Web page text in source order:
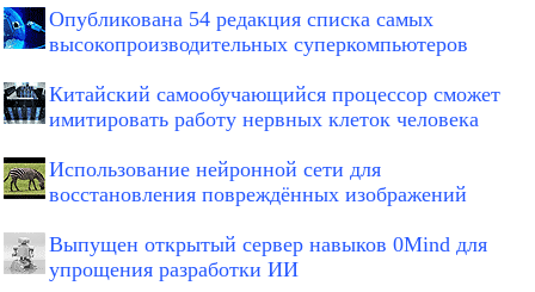
Опубликована 54 редакция списка самых
высокопроизводительных суперкомпьютеров
Китайский самообучающийся процессор сможет
имитировать работу нервных клеток человека
Использование нейронной сети для
восстановления повреждённых изображений
Выпущен открытый сервер навыков 0Mind для
упрощения разработки ИИ